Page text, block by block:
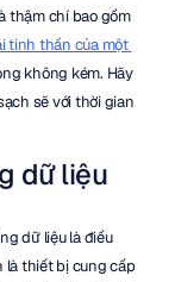
thậm chí bao gồm
tinh thần của một
không kém. Hãy
sẽ với thời gian
dữ liệu
dữ liệu là điều
là thiết bị cung cấp